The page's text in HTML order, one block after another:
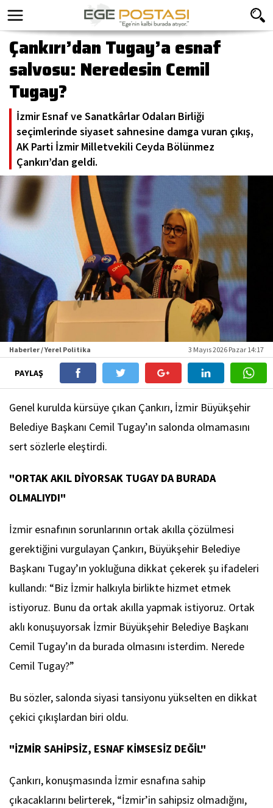
Çankırı’dan Tugay’a esnaf
salvosu: Neredesin Cemil
Tugay?
İzmir Esnaf ve Sanatkârlar Odaları Birliği
seçimlerinde siyaset sahnesine damga vuran çıkış,
AK Parti İzmir Milletvekili Ceyda Bölünmez
Çankırı’dan geldi.
Haberler / Yerel Politika 3 Mayıs 2026 Pazar 14:17
PAYLAŞ
Genel kurulda kürsüye çıkan Çankırı, İzmir Büyükşehir
Belediye Başkanı Cemil Tugay’ın salonda olmamasını
sert sözlerle eleştirdi.
"ORTAK AKIL DİYORSAK TUGAY DA BURADA
OLMALIYDI"
İzmir esnafının sorunlarının ortak akılla çözülmesi
gerektiğini vurgulayan Çankırı, Büyükşehir Belediye
Başkanı Tugay’ın yokluğuna dikkat çekerek şu ifadeleri
kullandı: “Biz İzmir halkıyla birlikte hizmet etmek
istiyoruz. Bunu da ortak akılla yapmak istiyoruz. Ortak
aklı konuşuyorsak İzmir Büyükşehir Belediye Başkanı
Cemil Tugay’ın da burada olmasını isterdim. Nerede
Cemil Tugay?”
Bu sözler, salonda siyasi tansiyonu yükselten en dikkat
çekici çıkışlardan biri oldu.
"İZMİR SAHİPSİZ, ESNAF KİMSESİZ DEĞİL"
Çankırı, konuşmasında İzmir esnafına sahip
çıkacaklarını belirterek, “İzmir’in sahipsiz olmadığını,